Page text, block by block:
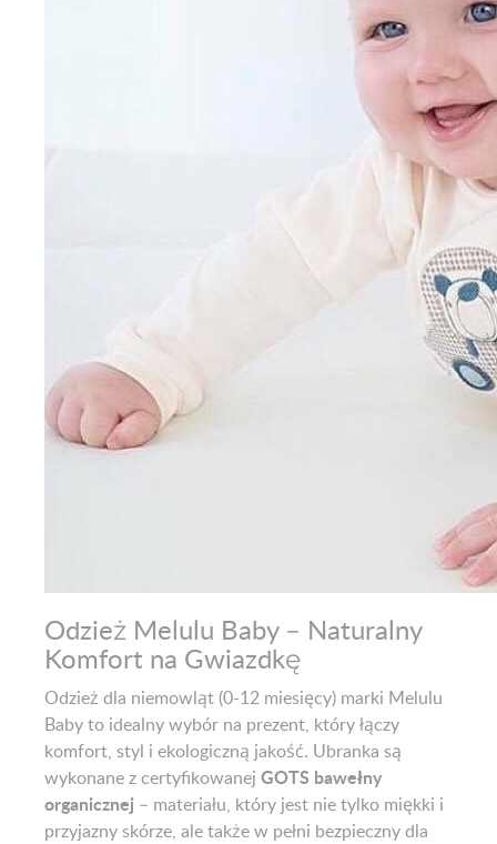
Odzież Melulu Baby – Naturalny
Komfort na Gwiazdkę
Odzież dla niemowląt (0-12 miesięcy) marki Melulu
Baby to idealny wybór na prezent, który łączy
komfort, styl i ekologiczną jakość. Ubranka są
wykonane z certyfikowanej GOTS bawełny
organicznej – materiału, który jest nie tylko miękki i
przyjazny skórze, ale także w pełni bezpieczny dla